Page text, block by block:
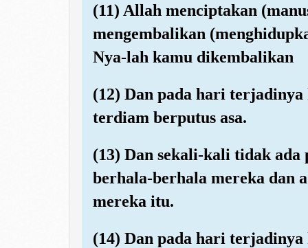
(11) Allah menciptakan
mengembalikan
Nya-lah kamu dikembalikan
(12) Dan pada hari
terdiam berputus asa.
(13) Dan sekali-kali tidak
berhala-berhala mereka dan
mereka itu.
(14) Dan pada hari